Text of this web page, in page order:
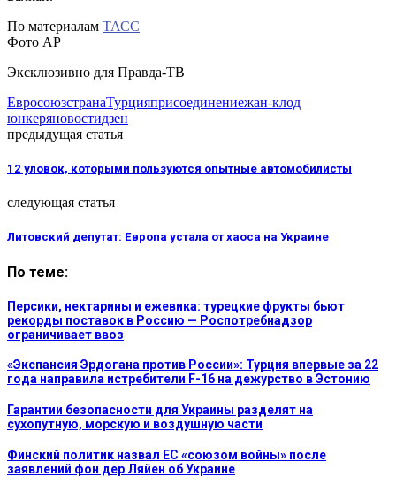
По материалам ТАСС
Фото АР
Эксклюзивно для Правда-ТВ
ЕвросоюзстранаТурцияприсоединениежан-клод
юнкеряновостидзен
предыдущая статья
12 уловок, которыми пользуются опытные автомобилисты
следующая статья
Литовский депутат: Европа устала от хаоса на Украине
По теме:
Персики, нектарины и ежевика: турецкие фрукты бьют
рекорды поставок в Россию — Роспотребнадзор
ограничивает ввоз
«Экспансия Эрдогана против России»: Турция впервые за 22
года направила истребители F-16 на дежурство в Эстонию
Гарантии безопасности для Украины разделят на
сухопутную, морскую и воздушную части
Финский политик назвал ЕС «союзом войны» после
заявлений фон дер Ляйен об Украине